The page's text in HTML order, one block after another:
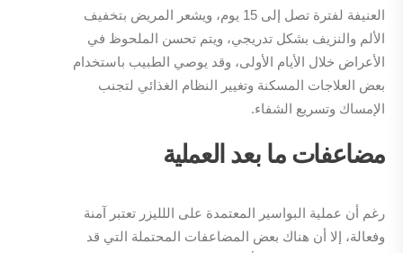
العنيفة لفترة تصل إلى 15 يوم، ويشعر المريض بتخفيف
الألم والنزيف بشكل تدريجي، ويتم تحسن الملحوظ في
الأعراض خلال الأيام الأولى، وقد يوصي الطبيب باستخدام
بعض العلاجات المسكنة وتغيير النظام الغذائي لتجنب
الإمساك وتسريع الشفاء.
مضاعفات ما بعد العملية
رغم أن عملية البواسير المعتمدة على اللليزر تعتبر آمنة
وفعالة، إلا أن هناك بعض المضاعفات المحتملة التي قد